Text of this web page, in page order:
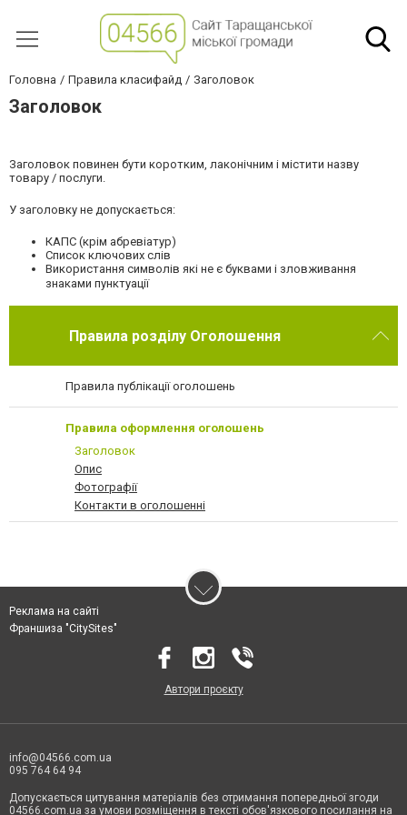
Головна Правила класифайд Заголовок
Заголовок
Заголовок повинен бути коротким, лаконічним і містити назву
товару / послуги.
У заголовку не допускається:
КАПС (крім абревіатур)
Список ключових слів
Використання символів які не є буквами і зловживання
знаками пунктуації
Правила розділу Оголошення
Правила публікації оголошень
Правила оформлення оголошень
Заголовок
Опис
Фотографії
Контакти в оголошенні
Реклама на сайті
Франшиза "CitySites"
Автори проєкту
info@04566.com.ua
095 764 64 94
Допускається цитування матеріалів без отримання попередньої згоди
04566.com.ua за умови розміщення в тексті обов'язкового посилання на